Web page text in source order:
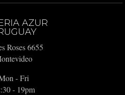
AZUR
Roses 6655
- Fri
- 19pm